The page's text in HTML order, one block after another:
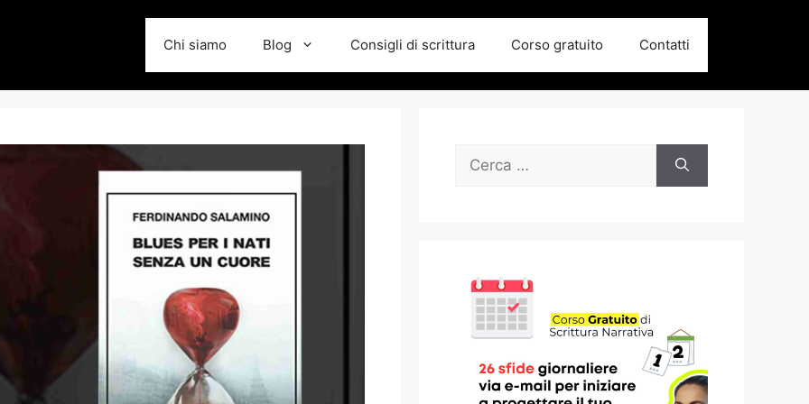
Chi siamo Blog Consigli di scrittura Corso gratuito Contatti
Ricerca